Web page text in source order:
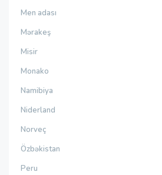
Men adası
Mərakeş
Misir
Monako
Namibiya
Niderland
Norveç
Özbəkistan
Peru